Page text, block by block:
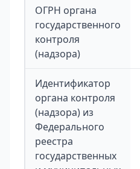
ОГРН органа
государственного
контроля
(надзора)
Идентификатор
органа контроля
(надзора) из
Федерального
реестра
государственных